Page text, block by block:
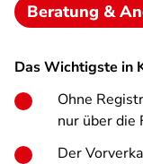
Beratung &
Das Wichtigste in
Ohne
nur über die
Der